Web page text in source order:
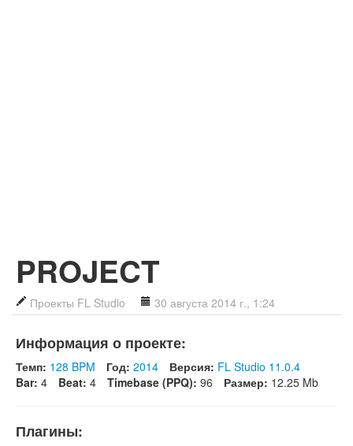
PROJECT
Проекты FL Studio 30 августа 2014 г., 1:24
Информация о проекте:
Темп: 128 BPM Год: 2014 Версия: FL Studio 11.0.4
Bar: 4 Beat: 4 Timebase (PPQ): 96 Размер: 12.25 Mb
Плагины: